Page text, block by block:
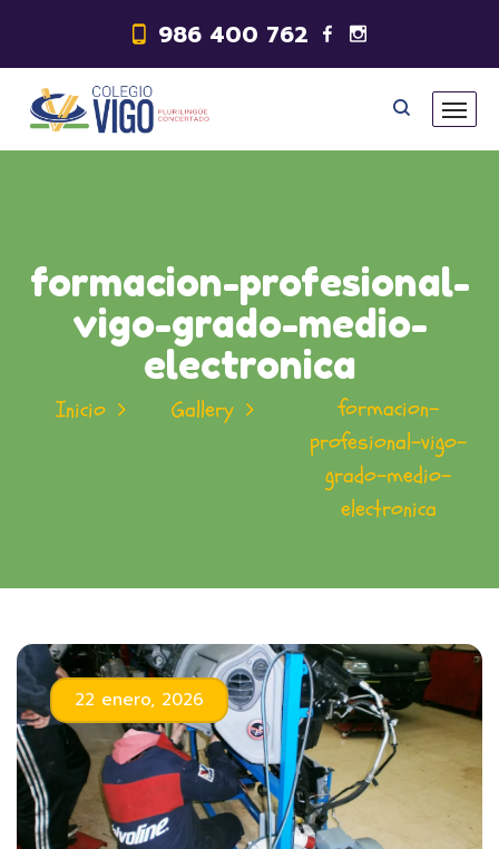
986 400 762
formacion-profesional-
vigo-grado-medio-
electronica
Inicio Gallery
formacion-
profesional-vigo-
grado-medio-
electronica
22 enero, 2026